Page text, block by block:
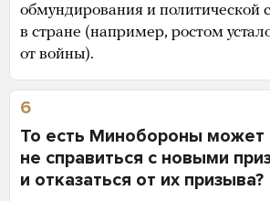
обмундирования и политической
в стране (например, ростом
от войны).
6
То есть Минобороны может
не справиться с новыми
и отказаться от их призыва?